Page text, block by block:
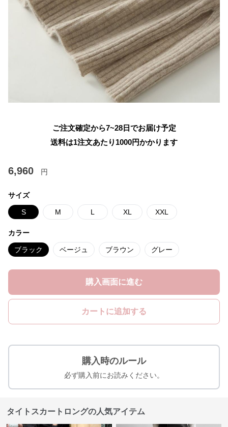
ご注文確定から7~28日でお届け予定
送料は1注文あたり 1000円かかります
6,960 円
サイズ
S M L XL XXL
カラー
ブラック ベージュ ブラウン グレー
購入画面に進む
カートに追加する
購入時のルール
必ず購入前にお読みください。
タイトスカートロングの人気アイテム